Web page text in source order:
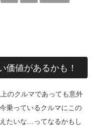
価値があるかも！
のクルマであっても意外
乗っているクルマにこの
たいな…ってなるかもし